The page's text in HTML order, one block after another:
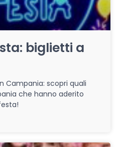
biglietti a
Campania: scopri quali
che hanno aderito